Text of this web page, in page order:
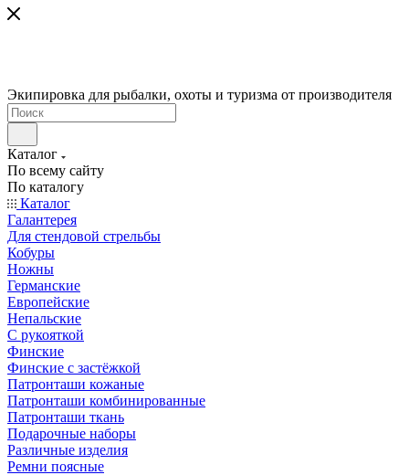
Экипировка для рыбалки, охоты и туризма от производителя
Каталог
По всему сайту
По каталогу
Каталог
Галантерея
Для стендовой стрельбы
Кобуры
Ножны
Германские
Европейские
Непальские
С рукояткой
Финские
Финские с застёжкой
Патронташи кожаные
Патронташи комбинированные
Патронташи ткань
Подарочные наборы
Различные изделия
Ремни поясные